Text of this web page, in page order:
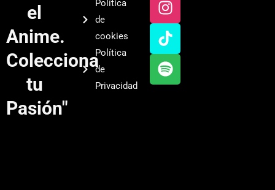
el
Anime.
Colecciona
tu
Pasión"
Política
de
cookies
Política
de
Privacidad
t
u
b
e
t
a
g
r
a
t
o
k
t
i
f
y